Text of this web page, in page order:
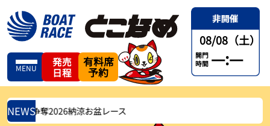
MENU
発売
日程
有料席
予約
08/08（土）
開門
時間 —:—
NEWS
争奪2026納涼お盆レース